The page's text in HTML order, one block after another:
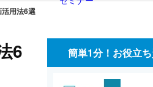
品・美容用品 ブランディン
テル・旅館・民宿
保険業界・
用法6選
6
簡単1分！お役立